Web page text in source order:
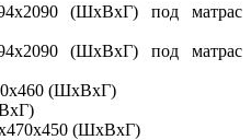
(ШхВхГ) под матрас
(ШхВхГ) под матрас
(ШхВхГ)
(ШхВхГ)